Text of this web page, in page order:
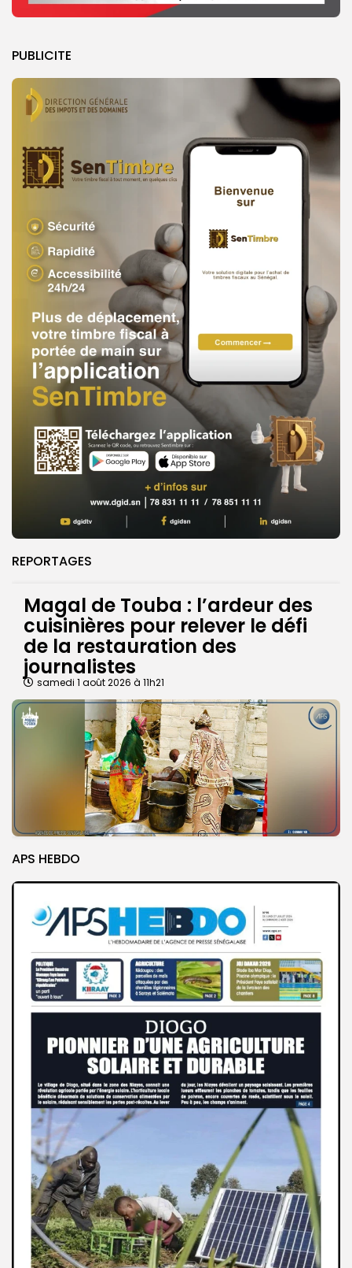
PUBLICITE
REPORTAGES
Magal de Touba : l’ardeur des
cuisinières pour relever le défi
de la restauration des
journalistes
samedi 1 août 2026 à 11h21
APS HEBDO